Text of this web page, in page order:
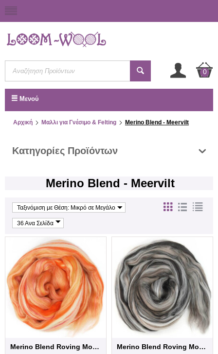
0
Μενού
Αρχική Μαλλι για Γνέσιμο & Felting Merino Blend - Meervilt
Κατηγορίες Προϊόντων
Merino Blend - Meervilt
Ταξινόμιση με Θέση: Μικρό σε Μεγάλο
36 Ανα Σελίδα
Merino Blend Roving Monochrome - Orange... Merino Blend Roving Monochrome– 950 Grey...